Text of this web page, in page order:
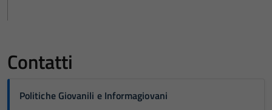
Contatti
Politiche Giovanili e Informagiovani